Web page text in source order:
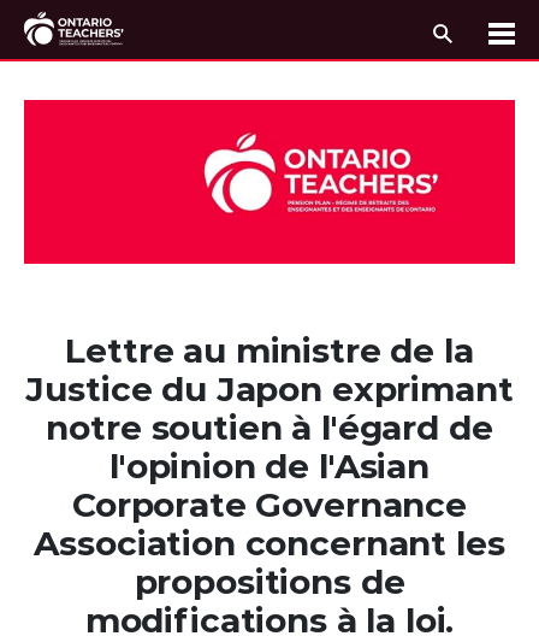
Lettre au ministre de la
Justice du Japon exprimant
notre soutien à l'égard de
l'opinion de l'Asian
Corporate Governance
Association concernant les
propositions de
modifications à la loi.